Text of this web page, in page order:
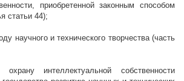
приобретенной законным способом
статьи 44);
научного и технического творчества (часть
охрану интеллектуальной собственности